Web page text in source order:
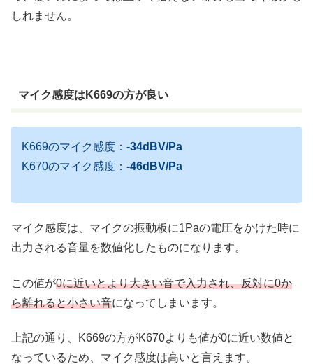
しれません。
マイク感度はK669の方が良い
K669のマイク感度： -34dBV/Pa
K670のマイク感度： -46dBV/Pa
マイク感度は、マイクの振動板に1Paの電圧をかけた時に
出力される音量を数値化したものになります。
この値が0に近いとより大きい音で入力され、反対に0か
ら離れると小さい音になってしまいます。
上記の通り、K669の方がK670よりも値が0に近い数値と
なっているため、マイク感度は高いと言えます。